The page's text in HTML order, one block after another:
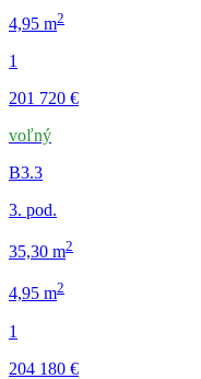
4,95 m2
1
201 720 €
voľný
B3.3
3. pod.
35,30 m2
4,95 m2
1
204 180 €